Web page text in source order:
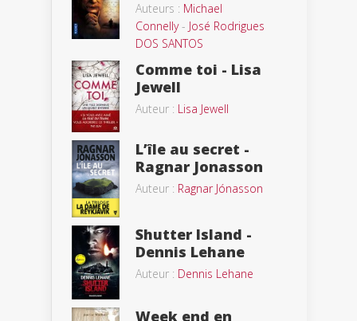
Auteurs : Michael
Connelly- José Rodrigues
DOS SANTOS
Comme toi - Lisa
Jewell
Auteur : Lisa Jewell
L’île au secret -
Ragnar Jonasson
Auteur : Ragnar Jónasson
Shutter Island -
Dennis Lehane
Auteur : Dennis Lehane
Week end en